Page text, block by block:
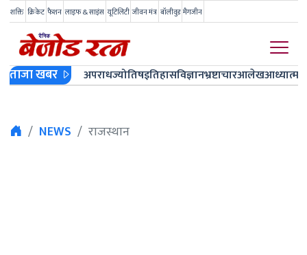
शक्ति क्रिकेट फैशन लाइफ & साइंस यूटिलिटी जीवन मंत्र बॉलीवुड मैगजीन
ताजा खबर अपराधज्योतिषइतिहासविज्ञानभ्रष्टाचारआलेखआध्यात्म
NEWS राजस्थान